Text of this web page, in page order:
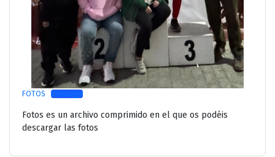
FOTOS Descarga
Fotos es un archivo comprimido en el que os podéis
descargar las fotos